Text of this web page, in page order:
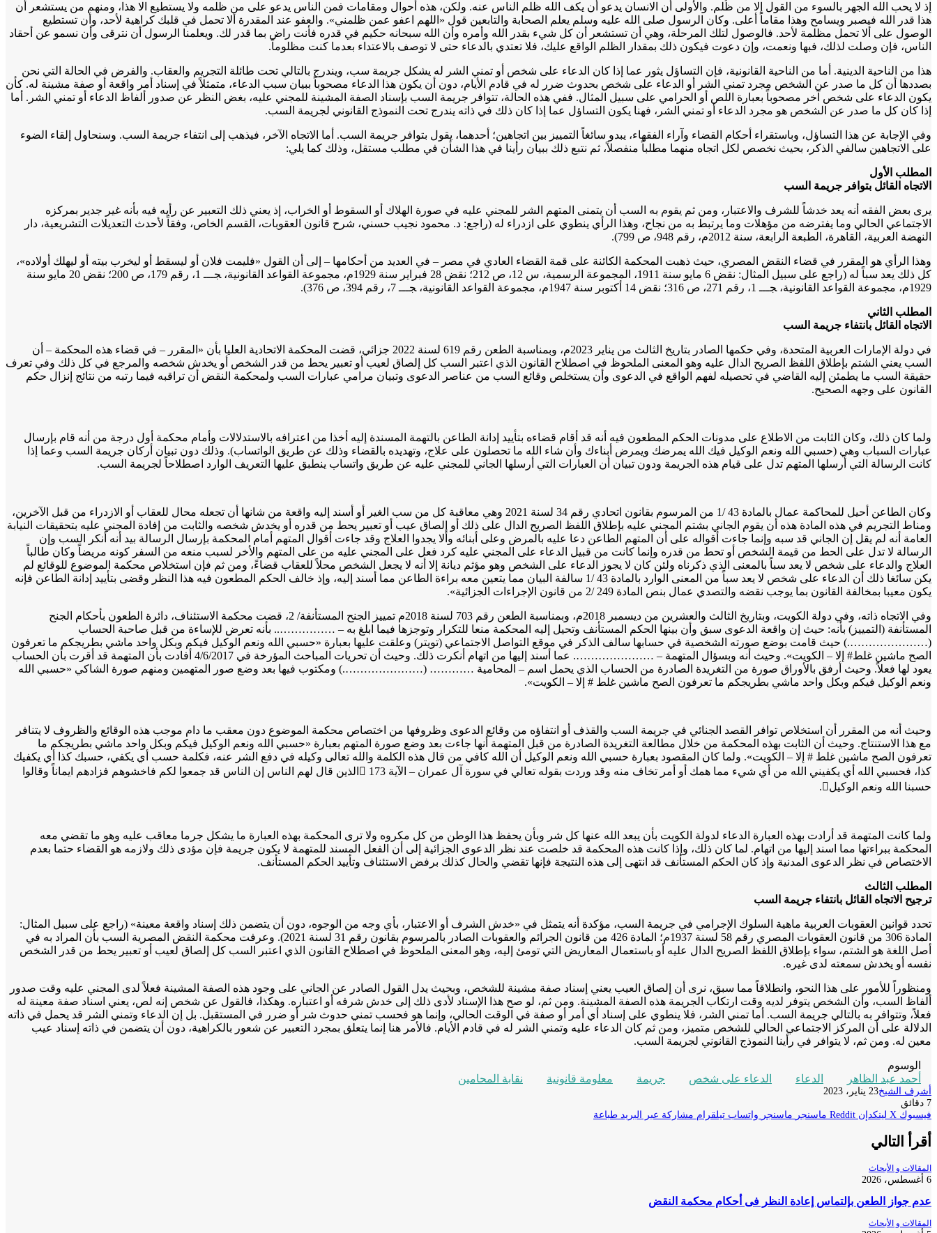
إذ لا يحب الله الجهر بالسوء من القول إلا من ظُلم. والأولى أن الانسان يدعو أن يكف الله ظلم الناس عنه. ولكن، هذه أحوال ومقامات فمن الناس يدعو على من ظلمه ولا يستطيع الا هذا، ومنهم من يستشعر أن
هذا قدر الله فيصبر ويسامح وهذا مقاماً أعلى. وكان الرسول صلى الله عليه وسلم يعلم الصحابة والتابعين قول «اللهم اعفو عمن ظلمني». والعفو عند المقدرة ألا تحمل في قلبك كراهية لأحد، وأن تستطيع
الوصول على ألا تحمل مظلمة لأحد. فالوصول لتلك المرحلة، وهي أن تستشعر أن كل شيء بقدر الله وأمره وأن الله سبحانه حكيم في قدره فأنت راض بما قدر لك. ويعلمنا الرسول أن نترقى وأن نسمو عن أحقاد
الناس، فإن وصلت لذلك، فبها ونعمت، وإن دعوت فيكون ذلك بمقدار الظلم الواقع عليك، فلا تعتدي بالدعاء حتى لا توصف بالاعتداء بعدما كنت مظلوماً.
هذا من الناحية الدينية. أما من الناحية القانونية، فإن التساؤل يثور عما إذا كان الدعاء على شخص أو تمني الشر له يشكل جريمة سب، ويندرج بالتالي تحت طائلة التجريم والعقاب. والفرض في الحالة التي نحن
بصددها أن كل ما صدر عن الشخص مجرد تمني الشر أو الدعاء على شخص بحدوث ضرر له في قادم الأيام، دون أن يكون هذا الدعاء مصحوباً ببيان سبب الدعاء، متمثلاً في إسناد أمر واقعة أو صفة مشينة له. كأن
يكون الدعاء على شخص آخر مصحوباً بعبارة اللص أو الحرامي على سبيل المثال. ففي هذه الحالة، تتوافر جريمة السب بإسناد الصفة المشينة للمجني عليه، بغض النظر عن صدور ألفاظ الدعاء أو تمني الشر. أما
إذا كان كل ما صدر عن الشخص هو مجرد الدعاء أو تمني الشر، فهنا يكون التساؤل عما إذا كان ذلك في ذاته يندرج تحت النموذج القانوني لجريمة السب.
وفي الإجابة عن هذا التساؤل، وباستقراء أحكام القضاء وآراء الفقهاء، يبدو سائغاً التمييز بين اتجاهين؛ أحدهما، يقول بتوافر جريمة السب. أما الاتجاه الآخر، فيذهب إلى انتفاء جريمة السب. وسنحاول إلقاء الضوء
على الاتجاهين سالفي الذكر، بحيث نخصص لكل اتجاه منهما مطلباً منفصلاً، ثم نتبع ذلك ببيان رأينا في هذا الشأن في مطلب مستقل، وذلك كما يلي:
المطلب الأول
الاتجاه القائل بتوافر جريمة السب
يرى بعض الفقه أنه يعد خدشاً للشرف والاعتبار، ومن ثم يقوم به السب أن يتمنى المتهم الشر للمجني عليه في صورة الهلاك أو السقوط أو الخراب، إذ يعني ذلك التعبير عن رأيه فيه بأنه غير جدير بمركزه
الاجتماعي الحالي وما يفترضه من مؤهلات وما يرتبط به من نجاح، وهذا الرأي ينطوي على ازدراء له (راجع: د. محمود نجيب حسني، شرح قانون العقوبات، القسم الخاص، وفقاً لأحدث التعديلات التشريعية، دار
النهضة العربية، القاهرة، الطبعة الرابعة، سنة 2012م، رقم 948، ص 799).
وهذا الرأي هو المقرر في قضاء النقض المصري، حيث ذهبت المحكمة الكائنة على قمة القضاء العادي في مصر – في العديد من أحكامها – إلى أن القول «فليمت فلان أو ليسقط أو ليخرب بيته أو ليهلك أولاده»،
كل ذلك يعد سباً له (راجع على سبيل المثال: نقض 6 مايو سنة 1911، المجموعة الرسمية، س 12، ص 212؛ نقض 28 فبراير سنة 1929م، مجموعة القواعد القانونية، ﺠـــ 1، رقم 179، ص 200؛ نقض 20 مايو سنة
1929م، مجموعة القواعد القانونية، ﺠـــ 1، رقم 271، ص 316؛ نقض 14 أكتوبر سنة 1947م، مجموعة القواعد القانونية، ﺠـــ 7، رقم 394، ص 376).
المطلب الثاني
الاتجاه القائل بانتفاء جريمة السب
في دولة الإمارات العربية المتحدة، وفي حكمها الصادر بتاريخ الثالث من يناير 2023م، وبمناسبة الطعن رقم 619 لسنة 2022 جزائي، قضت المحكمة الاتحادية العليا بأن «المقرر – في قضاء هذه المحكمة – أن
السب يعني الشتم بإطلاق اللفظ الصريح الدال عليه وهو المعنى الملحوظ في اصطلاح القانون الذي اعتبر السب كل إلصاق لعيب أو تعبير يحط من قدر الشخص أو يخدش شخصه والمرجع في كل ذلك وفي تعرف
حقيقة السب ما يطمئن إليه القاضي في تحصيله لفهم الواقع في الدعوى وأن يستخلص وقائع السب من عناصر الدعوى وتبيان مرامي عبارات السب ولمحكمة النقض أن تراقبه فيما رتبه من نتائج إنزال حكم
القانون على وجهه الصحيح.
ولما كان ذلك، وكان الثابت من الاطلاع على مدونات الحكم المطعون فيه أنه قد أقام قضاءه بتأييد إدانة الطاعن بالتهمة المسندة إليه أخذا من اعترافه بالاستدلالات وأمام محكمة أول درجة من أنه قام بإرسال
عبارات السباب وهي (حسبي الله ونعم الوكيل فيك الله يمرضك ويمرض أبناءك وأن شاء الله ما تحصلون على علاج، وتهديده بالقضاء وذلك عن طريق الواتساب). وذلك دون تبيان أركان جريمة السب وعما إذا
كانت الرسالة التي أرسلها المتهم تدل على قيام هذه الجريمة ودون تبيان أن العبارات التي أرسلها الجاني للمجني عليه عن طريق واتساب ينطبق عليها التعريف الوارد اصطلاحاً لجريمة السب.
وكان الطاعن أحيل للمحاكمة عمال بالمادة 43 /1 من المرسوم بقانون اتحادي رقم 34 لسنة 2021 وهي معاقبة كل من سب الغير أو أسند إليه واقعة من شانها أن تجعله محال للعقاب أو الازدراء من قبل الآخرين،
ومناط التجريم في هذه المادة هذه أن يقوم الجاني بشتم المجني عليه بإطلاق اللفظ الصريح الدال على ذلك أو إلصاق عيب أو تعبير يحط من قدره أو يخدش شخصه والثابت من إفادة المجني عليه بتحقيقات النيابة
العامة أنه لم يقل إن الجاني قد سبه وإنما جاءت أقواله على أن المتهم الطاعن دعا عليه بالمرض وعلى أبنائه وألا يجدوا العلاج وقد جاءت أقوال المتهم أمام المحكمة بإرسال الرسالة بيد أنه أنكر السب وإن
الرسالة لا تدل على الحط من قيمة الشخص أو تحط من قدره وإنما كانت من قبيل الدعاء على المجني عليه كرد فعل على المجني عليه من على المتهم والأخر لسبب منعه من السفر كونه مريضاً وكان طالباً
العلاج والدعاء على شخص لا يعد سباً بالمعنى الذي ذكرناه ولئن كان لا يجوز الدعاء على الشخص وهو مؤثم ديانة إلا أنه لا يجعل الشخص محلاً للعقاب قضاءً، ومن ثم فإن استخلاص محكمة الموضوع للوقائع لم
يكن سائغا ذلك أن الدعاء على شخص لا يعد سباً من المعنى الوارد بالمادة 43 /1 سالفة البيان مما يتعين معه براءة الطاعن مما أسند إليه، وإذ خالف الحكم المطعون فيه هذا النظر وقضى بتأييد إدانة الطاعن فإنه
يكون معيبا بمخالفة القانون بما يوجب نقضه والتصدي عمال بنص المادة 249 /2 من قانون الإجراءات الجزائية».
وفي الاتجاه ذاته، وفي دولة الكويت، وبتاريخ الثالث والعشرين من ديسمبر 2018م، وبمناسبة الطعن رقم 703 لسنة 2018م تمييز الجنح المستأنفة/ 2، قضت محكمة الاستئناف، دائرة الطعون بأحكام الجنح
المستأنفة (التمييز) بأنه: حيث إن واقعة الدعوى سبق وأن بينها الحكم المستأنف وتحيل إليه المحكمة منعا للتكرار وتوجزها فيما ابلغ به – …………….. بأنه تعرض للإساءة من قبل صاحبة الحساب
(………………….) حيث قامت بوضع صورته الشخصية في حسابها سالف الذكر في موقع التواصل الاجتماعي (تويتر) وعلقت عليها بعبارة «حسبي الله ونعم الوكيل فيكم وبكل واحد ماشي بطريجكم ما تعرفون
الصح ماشين غلط# إلا – الكويت». وحيث أنه وبسؤال المتهمة – …………………. عما أسند إليها من اتهام أنكرت ذلك. وحيث أن تحريات المباحث المؤرخة في 4/6/2017 أفادت بأن المتهمة قد أقرت بأن الحساب
يعود لها فعلاً. وحيث أرفق بالأوراق صورة من التغريدة الصادرة من الحساب الذي يحمل اسم – المحامية ………… (………………….) ومكتوب فيها بعد وضع صور المتهمين ومنهم صورة الشاكي «حسبي الله
ونعم الوكيل فيكم وبكل واحد ماشي بطريجكم ما تعرفون الصح ماشين غلط # إلا – الكويت».
وحيث أنه من المقرر أن استخلاص توافر القصد الجنائي في جريمة السب والقذف أو انتفاؤه من وقائع الدعوى وظروفها من اختصاص محكمة الموضوع دون معقب ما دام موجب هذه الوقائع والظروف لا يتنافر
مع هذا الاستنتاج. وحيث أن الثابت بهذه المحكمة من خلال مطالعة التغريدة الصادرة من قبل المتهمة أنها جاءت بعد وضع صورة المتهم بعبارة «حسبي الله ونعم الوكيل فيكم وبكل واحد ماشي بطريجكم ما
تعرفون الصح ماشين غلط # إلا – الكويت». ولما كان المقصود بعبارة حسبي الله ونعم الوكيل أن الله كافي من قال هذه الكلمة والله تعالى وكيله في دفع الشر عنه، فكلمة حسب أي يكفي، حسبك كذا أي يكفيك
كذا، فحسبي الله أي يكفيني الله من أي شيء مما همك أو أمر تخاف منه وقد وردت بقوله تعالي في سورة آل عمران – الآية 173 الذين قال لهم الناس إن الناس قد جمعوا لكم فاخشوهم فزادهم ايماناً وقالوا
حسبنا الله ونعم الوكيل.
ولما كانت المتهمة قد أرادت بهذه العبارة الدعاء لدولة الكويت بأن يبعد الله عنها كل شر وبأن يحفظ هذا الوطن من كل مكروه ولا ترى المحكمة بهذه العبارة ما يشكل جرما معاقب عليه وهو ما تقضي معه
المحكمة ببراءتها مما اسند إليها من اتهام. لما كان ذلك، وإذا كانت هذه المحكمة قد خلصت عند نظر الدعوى الجزائية إلى أن الفعل المسند للمتهمة لا يكون جريمة فإن مؤدى ذلك ولازمه هو القضاء حتما بعدم
الاختصاص في نظر الدعوى المدنية وإذ كان الحكم المستأنف قد انتهى إلى هذه النتيجة فإنها تقضي والحال كذلك برفض الاستئناف وتأييد الحكم المستأنف.
المطلب الثالث
ترجيح الاتجاه القائل بانتفاء جريمة السب
تحدد قوانين العقوبات العربية ماهية السلوك الإجرامي في جريمة السب، مؤكدة أنه يتمثل في «خدش الشرف أو الاعتبار، بأي وجه من الوجوه، دون أن يتضمن ذلك إسناد واقعة معينة» (راجع على سبيل المثال:
المادة 306 من قانون العقوبات المصري رقم 58 لسنة 1937م؛ المادة 426 من قانون الجرائم والعقوبات الصادر بالمرسوم بقانون رقم 31 لسنة 2021). وعرفت محكمة النقض المصرية السب بأن المراد به في
أصل اللغة هو الشتم، سواء بإطلاق اللفظ الصريح الدال عليه أو باستعمال المعاريض التي تومئ إليه، وهو المعنى الملحوظ في اصطلاح القانون الذي اعتبر السب كل إلصاق لعيب أو تعبير يحط من قدر الشخص
نفسه أو يخدش سمعته لدى غيره.
ومنظوراً للأمور على هذا النحو، وانطلاقاً مما سبق، نرى أن إلصاق العيب يعني إسناد صفة مشينة للشخص، وبحيث يدل القول الصادر عن الجاني على وجود هذه الصفة المشينة فعلاً لدى المجني عليه وقت صدور
ألفاظ السب، وأن الشخص يتوفر لديه وقت ارتكاب الجريمة هذه الصفة المشينة. ومن ثم، لو صح هذا الإسناد لأدى ذلك إلى خدش شرفه أو اعتباره. وهكذا، فالقول عن شخص إنه لص، يعني اسناد صفة معينة له
فعلاً، وتتوافر به بالتالي جريمة السب. أما تمني الشر، فلا ينطوي على إسناد أي أمر أو صفة في الوقت الحالي، وإنما هو فحسب تمني حدوث شر أو ضرر في المستقبل. بل إن الدعاء وتمني الشر قد يحمل في ذاته
الدلالة على أن المركز الاجتماعي الحالي للشخص متميز، ومن ثم كان الدعاء عليه وتمني الشر له في قادم الأيام. فالأمر هنا إنما يتعلق بمجرد التعبير عن شعور بالكراهية، دون أن يتضمن في ذاته إسناد عيب
معين له. ومن ثم، لا يتوافر في رأينا النموذج القانوني لجريمة السب.
الوسوم
أحمد عبد الظاهر
الدعاء الدعاء على شخص جريمة معلومة قانونية نقابة المحامين
أشرف الشيخ23 يناير، 2023
7 دقائق
فيسبوك ‫X لينكدإن ماسنجر ماسنجر واتساب تيلقرام مشاركة عبر البريد طباعة
أقرأ التالي
المقالات و الأبحاث
6 أغسطس، 2026
عدم جواز الطعن بإلتماس إعادة النظر فى أحكام محكمة النقض
المقالات و الأبحاث